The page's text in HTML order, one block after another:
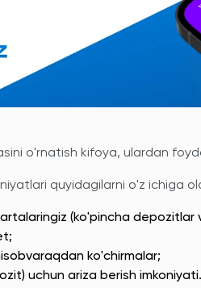
o'rnatish kifoya, ulardan
quyidagilarni o'z ichiga
(ko'pincha
ko'chirmalar;
uchun ariza berish